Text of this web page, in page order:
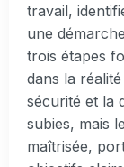
travail,
une
trois étapes
dans la
sécurité et la
subies, mais
maîtrisée,